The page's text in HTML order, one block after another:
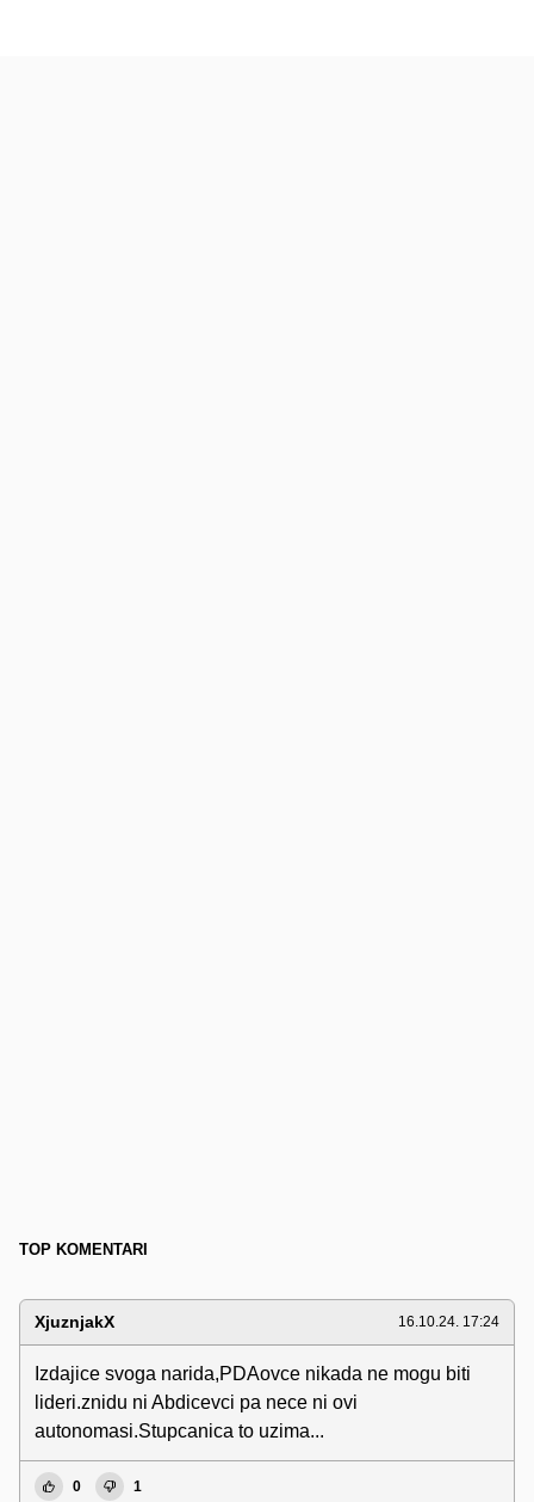
TOP KOMENTARI
XjuznjakX 16.10.24. 17:24
Izdajice svoga narida,PDAovce nikada ne mogu biti
lideri.znidu ni Abdicevci pa nece ni ovi
autonomasi.Stupcanica to uzima...
0 1